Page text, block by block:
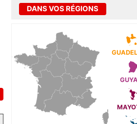
DANS VOS RÉGIONS